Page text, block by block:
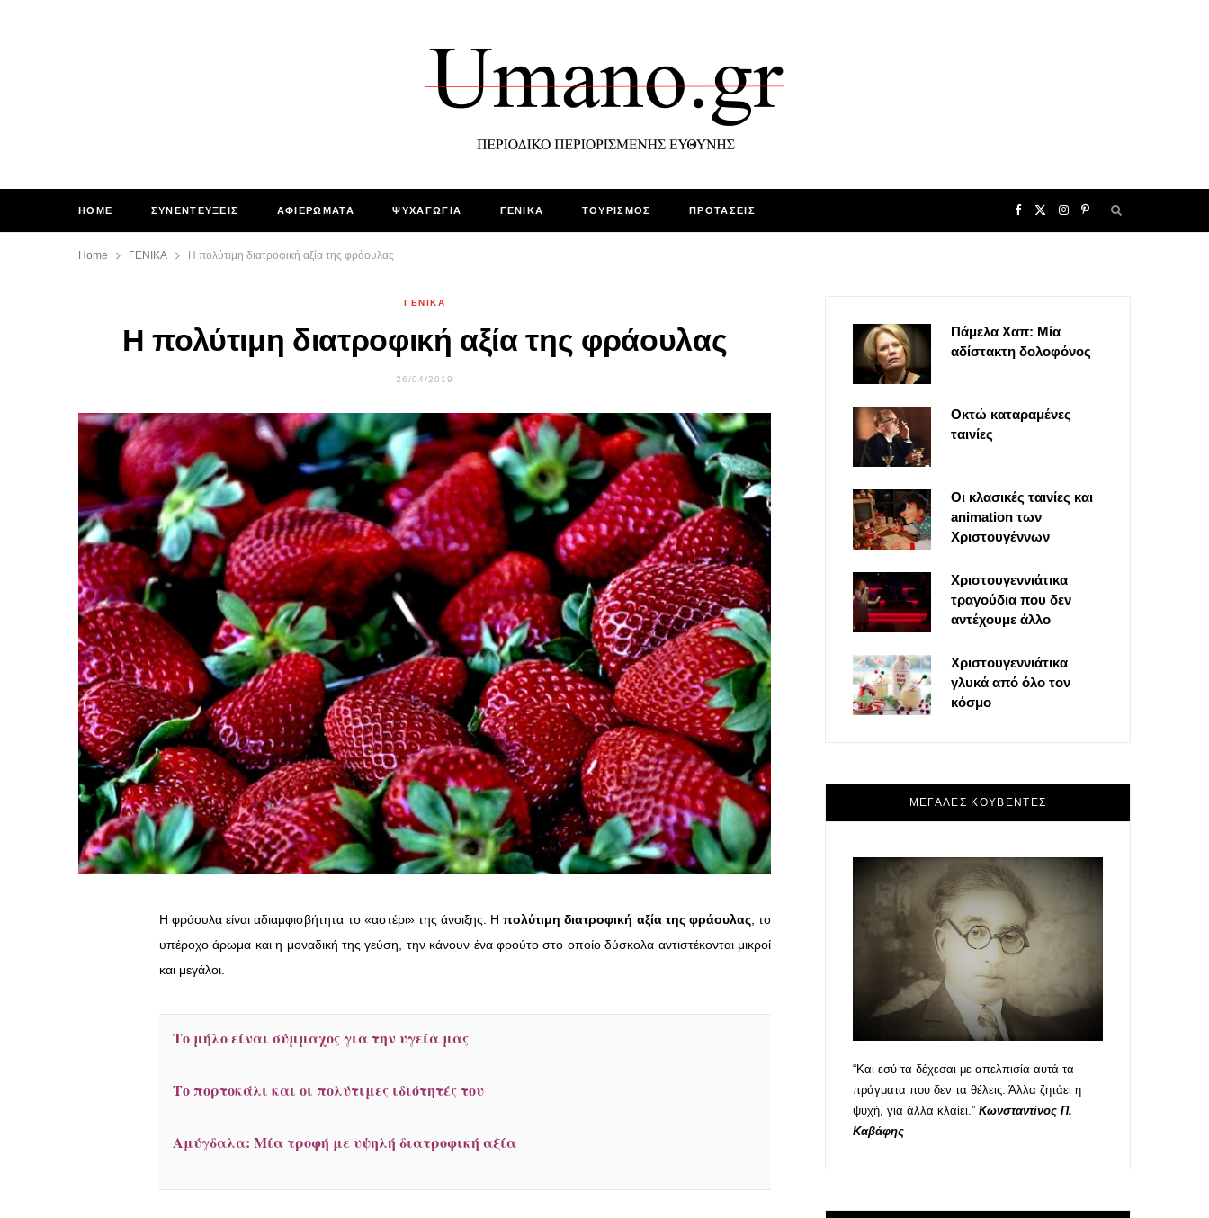
F
e
o
w
I
g
P
HOME ΣΥΝΕΝΤΕΥΞΕΙΣ ΑΦΙΕΡΩΜΑΤΑ ΨΥΧΑΓΩΓΙΑ ΓΕΝΙΚΑ ΤΟΥΡΙΣΜΟΣ ΠΡΟΤΑΣΕΙΣ
Home ΓΕΝΙΚΑ Η πολύτιμη διατροφική αξία της φράουλας
ΓΕΝΙΚΑ
Η πολύτιμη διατροφική αξία της φράουλας
26/04/2019
Η φράουλα είναι αδιαμφισβήτητα το «αστέρι» της άνοιξης. Ηπολύτιμη διατροφική αξία της φράουλας, το
υπέροχο άρωμα και η μοναδική της γεύση, την κάνουν ένα φρούτο στο οποίο δύσκολα αντιστέκονται μικροί
και μεγάλοι.
Το μήλο είναι σύμμαχος για την υγεία μας
Το πορτοκάλι και οι πολύτιμες ιδιότητές του
Αμύγδαλα: Μία τροφή με υψηλή διατροφική αξία
Πάμελα Χαπ: Μία
αδίστακτη δολοφόνος
Οκτώ καταραμένες
ταινίες
Οι κλασικές ταινίες και
animation των
Χριστουγέννων
Χριστουγεννιάτικα
τραγούδια που δεν
αντέχουμε άλλο
Χριστουγεννιάτικα
γλυκά από όλο τον
κόσμο
ΜΕΓΑΛΕΣ ΚΟΥΒΕΝΤΕΣ
“Και εσύ τα δέχεσαι με απελπισία αυτά τα
πράγματα που δεν τα θέλεις. Άλλα ζητάει η
ψυχή, για άλλα κλαίει.” Κωνσταντίνος Π.
Καβάφης